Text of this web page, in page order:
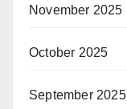
November 2025
October 2025
September 2025